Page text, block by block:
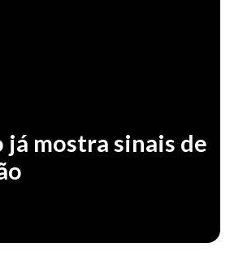
já mostra sinais de